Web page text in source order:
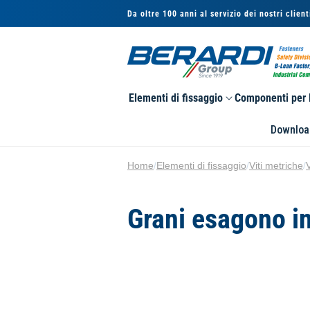
ai contenuti
Da oltre 100 anni al servizio dei nostri
Elementi di fissaggio Componenti per
Home/Elementi di fissaggio/Viti metriche/
C
Grani esagono